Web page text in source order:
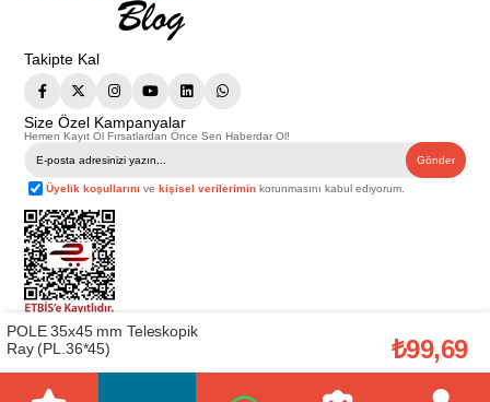
Takipte Kal
Size Özel Kampanyalar
Hemen Kayıt Ol Fırsatlardan Önce Sen Haberdar Ol!
Gönder
Üyelik koşullarını vekişisel verilerimin korunmasını kabul ediyorum.
Telif Hakkı © 2026Afeks Yapı Market
. Tüm hakları saklıdır.
Bu web sitesindeki tüm ürünler ticari amaçlıdır. Web sitemizde yer alan
görsel ve yazılı içerikler firmamıza ait olup, firmamızın yazılı izni alınmadan
başka yerlerde kullanılamaz. İçeriklerin izin alınmadan kopyalanması ve
POLE 35x45 mm Teleskopik
Ray (PL.36*45)
₺99,69